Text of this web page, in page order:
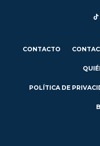
CONTACTO
POLÍTICA DE